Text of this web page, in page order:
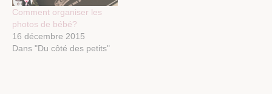
Comment organiser les
photos de bébé?
16 décembre 2015
Dans "Du côté des petits"